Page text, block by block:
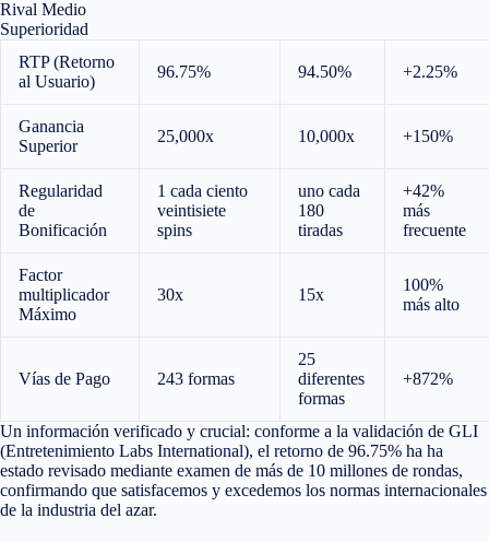
Rival Medio
Superioridad
RTP (Retorno
al Usuario)
96.75% 94.50% +2.25%
Ganancia
Superior
25,000x 10,000x +150%
Regularidad
de
Bonificación
1 cada ciento
veintisiete
spins
uno cada
180
tiradas
+42%
más
frecuente
Factor
multiplicador
Máximo
30x 15x
100%
más alto
Vías de Pago 243 formas
25
diferentes
formas
+872%
Un información verificado y crucial: conforme a la validación de GLI
(Entretenimiento Labs International), el retorno de 96.75% ha ha
estado revisado mediante examen de más de 10 millones de rondas,
confirmando que satisfacemos y excedemos los normas internacionales
de la industria del azar.